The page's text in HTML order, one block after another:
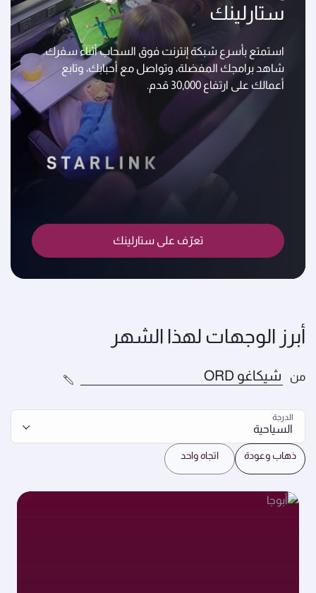
ستارلينك
استمتع بأسرع شبكة إنترنت فوق السحاب أثناء سفرك.
شاهد برامجك المفضلة، وتواصل مع أحبابك، وتابع
أعمالك على ارتفاع 30,000 قدم.
تعرّف على ستارلينك
أبرز الوجهات لهذا الشهر
من
ذهاب وعودة اتجاه واحد
الدرجة
السياحية